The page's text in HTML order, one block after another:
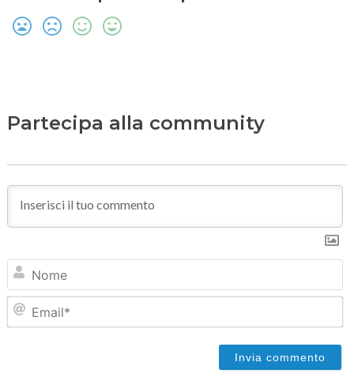
Partecipa alla community